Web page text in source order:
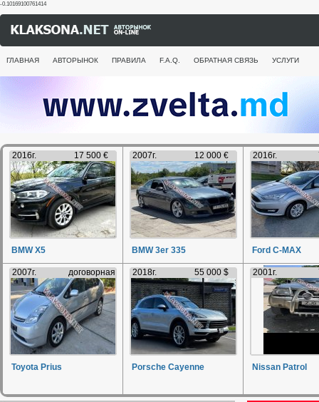
-0.10169100761414
ГЛАВНАЯ АВТОРЫНОК ПРАВИЛА F.A.Q. ОБРАТНАЯ СВЯЗЬ УСЛУГИ
2016г. 17 500 €
BMW X5
2007г. 12 000 €
BMW 3er 335
2016г.
Ford C-MAX
2007г. договорная
Toyota Prius
2018г. 55 000 $
Porsche Cayenne
2001г.
Nissan Patrol